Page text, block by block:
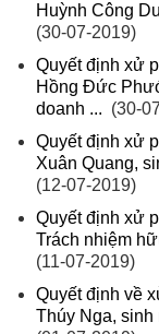
Huỳnh Công
(30-07-2019)
Quyết định xử
Hồng Đức
doanh ... (30-
Quyết định xử
Xuân Quang,
(12-07-2019)
Quyết định xử
Trách nhiệm
(11-07-2019)
Quyết định về
Thúy Nga, sinh